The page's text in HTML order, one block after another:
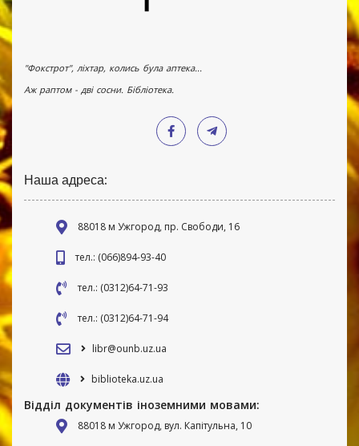
"Фокстрот", ліхтар, колись була аптека...
Аж раптом - дві сосни. Бібліотека.
Наша адреса:
88018 м Ужгород, пр. Свободи, 16
тел.: (066)894-93-40
тел.: (0312)64-71-93
тел.: (0312)64-71-94
libr@ounb.uz.ua
biblioteka.uz.ua
Відділ документів іноземними мовами:
88018 м Ужгород, вул. Капітульна, 10